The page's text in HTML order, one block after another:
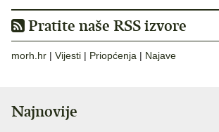
Pratite naše RSS izvore
morh.hr | Vijesti | Priopćenja | Najave
Najnovije